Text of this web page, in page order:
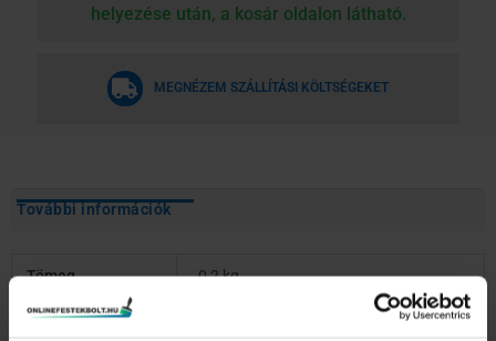
helyezése után, a kosár oldalon látható.
MEGNÉZEM SZÁLLÍTÁSI KÖLTSÉGEKET
További információk
Tömeg 0,2 kg